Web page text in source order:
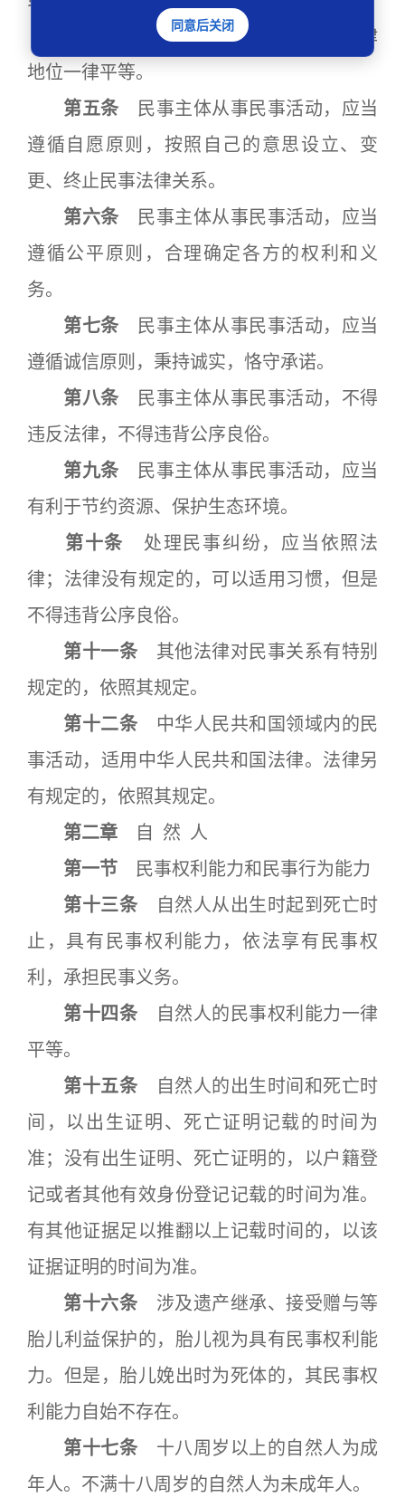
民事主体在民事活动中的法律
地位一律平等。
第五条 民事主体从事民事活动，应当
遵循自愿原则，按照自己的意思设立、变
更、终止民事法律关系。
第六条 民事主体从事民事活动，应当
遵循公平原则，合理确定各方的权利和义
务。
第七条 民事主体从事民事活动，应当
遵循诚信原则，秉持诚实，恪守承诺。
第八条 民事主体从事民事活动，不得
违反法律，不得违背公序良俗。
第九条 民事主体从事民事活动，应当
有利于节约资源、保护生态环境。
第十条 处理民事纠纷，应当依照法
律；法律没有规定的，可以适用习惯，但是
不得违背公序良俗。
第十一条 其他法律对民事关系有特别
规定的，依照其规定。
第十二条 中华人民共和国领域内的民
事活动，适用中华人民共和国法律。法律另
有规定的，依照其规定。
第二章 自 然 人
第一节 民事权利能力和民事行为能力
第十三条 自然人从出生时起到死亡时
止，具有民事权利能力，依法享有民事权
利，承担民事义务。
第十四条 自然人的民事权利能力一律
平等。
第十五条 自然人的出生时间和死亡时
间，以出生证明、死亡证明记载的时间为
准；没有出生证明、死亡证明的，以户籍登
记或者其他有效身份登记记载的时间为准。
有其他证据足以推翻以上记载时间的，以该
证据证明的时间为准。
第十六条 涉及遗产继承、接受赠与等
胎儿利益保护的，胎儿视为具有民事权利能
力。但是，胎儿娩出时为死体的，其民事权
利能力自始不存在。
第十七条 十八周岁以上的自然人为成
年人。不满十八周岁的自然人为未成年人。
同意后关闭